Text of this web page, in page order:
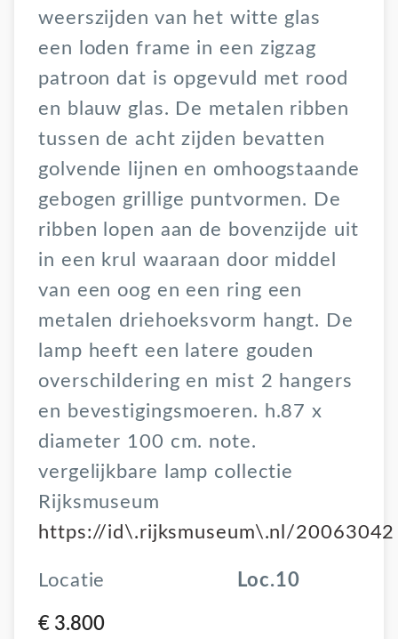
weerszijden van het witte glas
een loden frame in een zigzag
patroon dat is opgevuld met rood
en blauw glas. De metalen ribben
tussen de acht zijden bevatten
golvende lijnen en omhoogstaande
gebogen grillige puntvormen. De
ribben lopen aan de bovenzijde uit
in een krul waaraan door middel
van een oog en een ring een
metalen driehoeksvorm hangt. De
lamp heeft een latere gouden
overschildering en mist 2 hangers
en bevestigingsmoeren. h.87 x
diameter 100 cm. note.
vergelijkbare lamp collectie
Rijksmuseum
https://id\.rijksmuseum\.nl/20063042
Locatie Loc.10
€ 3.800